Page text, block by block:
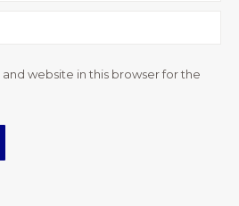
website in this browser for the